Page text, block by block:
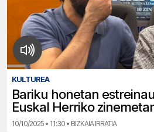
KULTUREA
Bariku honetan
Euskal Herriko
10/10/2025 • 11:30 • BIZKAIA IRRATIA